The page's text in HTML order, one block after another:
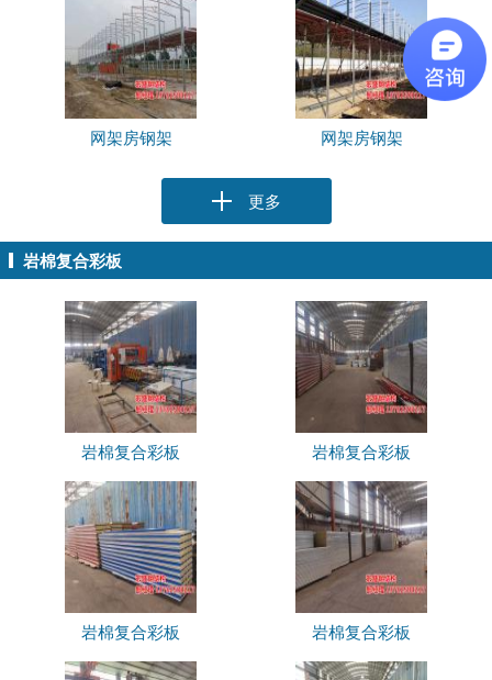
网架房钢架 网架房钢架
更多
岩棉复合彩板
岩棉复合彩板 岩棉复合彩板
岩棉复合彩板 岩棉复合彩板